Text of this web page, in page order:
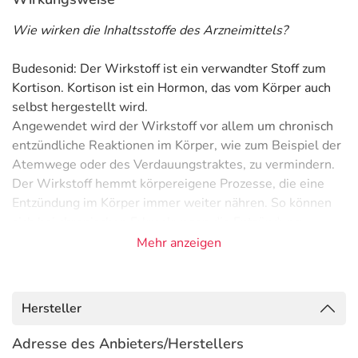
Wie wirken die Inhaltsstoffe des Arzneimittels?
Budesonid: Der Wirkstoff ist ein verwandter Stoff zum
Kortison. Kortison ist ein Hormon, das vom Körper auch
selbst hergestellt wird.
Angewendet wird der Wirkstoff vor allem um chronisch
entzündliche Reaktionen im Körper, wie zum Beispiel der
Atemwege oder des Verdauungstraktes, zu vermindern.
Der Wirkstoff hemmt körpereigene Prozesse, die eine
Entzündung im Körper immer weiter nähren. So können
verselbständigen und durch Schwellungen der
Optimal wirkt der Stoff erst, wenn er regelmäßig
angewendet wird.
Mehr anzeigen
Hersteller
Adresse des Anbieters/Herstellers